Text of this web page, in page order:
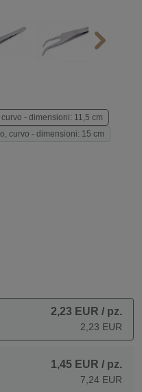
curvo - dimensioni: 11,5 cm
curvo - dimensioni: 15 cm
2,23 EUR / pz.
2,23 EUR
1,45 EUR / pz.
7,24 EUR